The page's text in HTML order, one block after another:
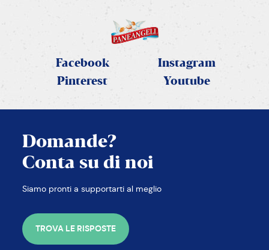
Facebook
Instagram
Pinterest
Youtube
Domande?
Conta su di noi
Siamo pronti a supportarti al meglio
TROVA LE RISPOSTE